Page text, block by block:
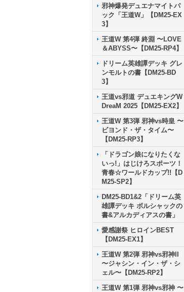
邪神爆発デュエナマイトパ
ック「王道W」【DM25-EX
3】
王道W 第4弾 終淵 〜LOVE
＆ABYSS〜【DM25-RP4】
ドリーム英雄譚デッキ グレ
ンモルトの書【DM25-BD
3】
王道vs邪道 デュエキングW
DreaM 2025【DM25-EX2】
王道W 第3弾 邪神vs時皇 〜
ビヨンド・ザ・タイム〜
【DM25-RP3】
「ドラゴン娘になりたくな
いっ!」はじけろスポーツ！
青春☆ワールドカップ!!【D
M25-SP2】
DM25-BD1&2「ドリーム英
雄譚デッキ ボルシャックの
書&アルカディアスの書」
愛感謝祭 ヒロインBEST
【DM25-EX1】
王道W 第2弾 邪神vs邪神II
〜ジャシン・イン・ザ・シ
ェル〜【DM25-RP2】
王道W 第1弾 邪神vs邪神 〜